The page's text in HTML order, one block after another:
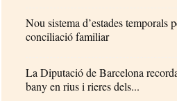
Nou sistema d’estades temporals
conciliació familiar
La Diputació de Barcelona
bany en rius i rieres dels...